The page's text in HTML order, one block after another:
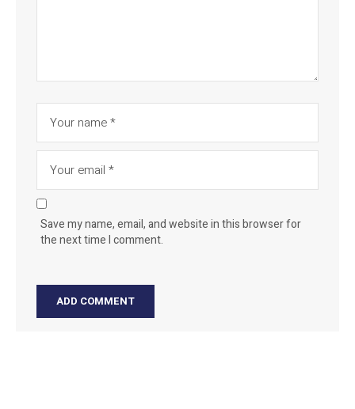
Save my name, email, and website in this browser for
the next time I comment.